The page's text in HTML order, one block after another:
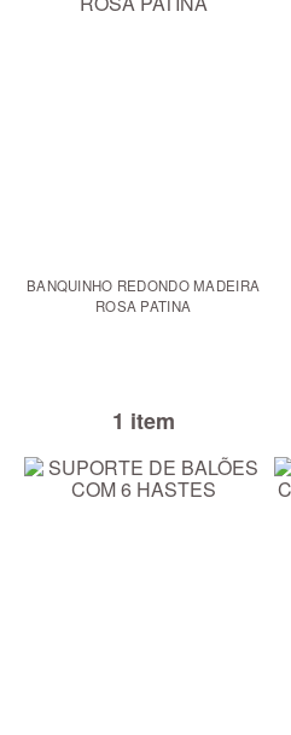
BANQUINHO REDONDO MADEIRA
ROSA PATINA
1 item